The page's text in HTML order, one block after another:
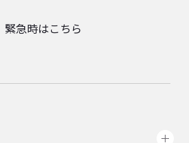
緊急時はこちら